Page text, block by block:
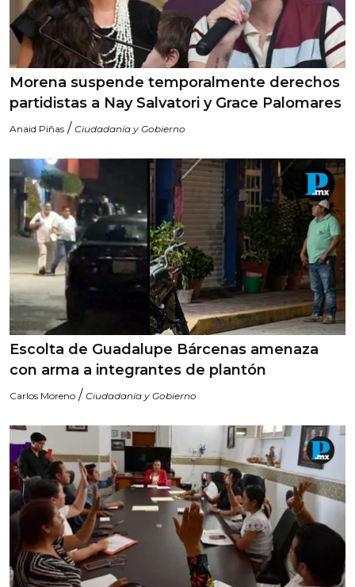
Morena suspende temporalmente derechos
partidistas a Nay Salvatori y Grace Palomares
Anaid Piñas / Ciudadanía y Gobierno
Escolta de Guadalupe Bárcenas amenaza
con arma a integrantes de plantón
Carlos Moreno / Ciudadanía y Gobierno